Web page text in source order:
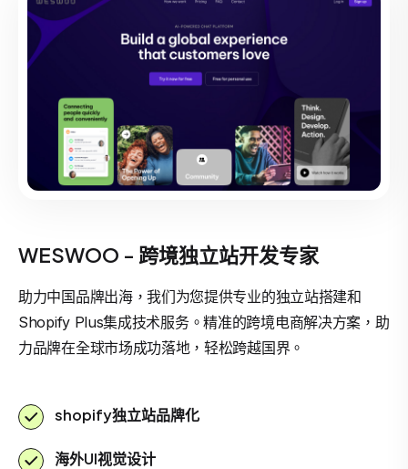
WESWOO - 跨境独立站开发专家
助力中国品牌出海，我们为您提供专业的独立站搭建和
Shopify Plus集成技术服务。精准的跨境电商解决方案，助
力品牌在全球市场成功落地，轻松跨越国界。
shopify独立站品牌化
海外UI视觉设计